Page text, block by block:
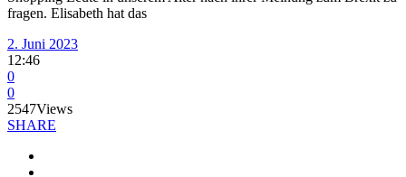
fragen. Elisabeth hat das
2. Juni 2023
12:46
0
0
2547Views
SHARE